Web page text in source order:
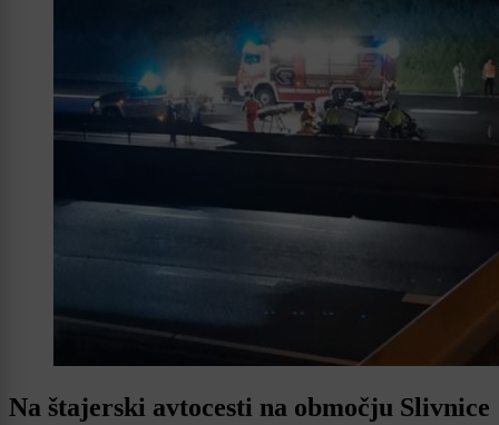
Na štajerski avtocesti na območju Slivnice